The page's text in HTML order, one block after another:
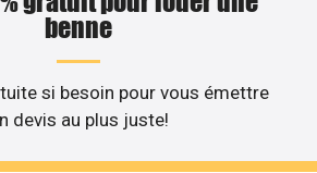
benne
si besoin pour vous émettre
devis au plus juste!